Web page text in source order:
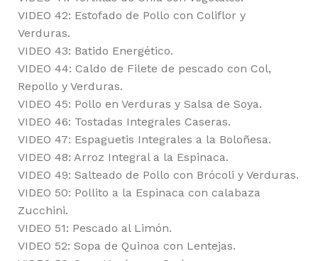
VIDEO 42: Estofado de Pollo con Coliflor y
Verduras.
VIDEO 43: Batido Energético.
VIDEO 44: Caldo de Filete de pescado con Col,
Repollo y Verduras.
VIDEO 45: Pollo en Verduras y Salsa de Soya.
VIDEO 46: Tostadas Integrales Caseras.
VIDEO 47: Espaguetis Integrales a la Boloñesa.
VIDEO 48: Arroz Integral a la Espinaca.
VIDEO 49: Salteado de Pollo con Brócoli y Verduras.
VIDEO 50: Pollito a la Espinaca con calabaza
Zucchini.
VIDEO 51: Pescado al Limón.
VIDEO 52: Sopa de Quinoa con Lentejas.